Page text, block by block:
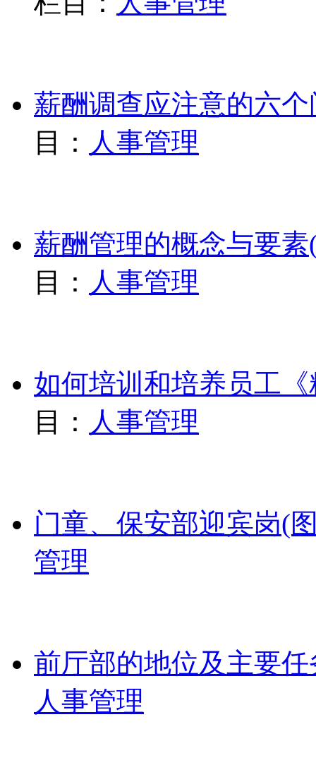
薪酬调查应注意的六
目： 人事管理
薪酬管理的概念与要
目： 人事管理
如何培训和培养员工
目： 人事管理
门童、保安部迎宾岗(
管理
前厅部的地位及主要
人事管理